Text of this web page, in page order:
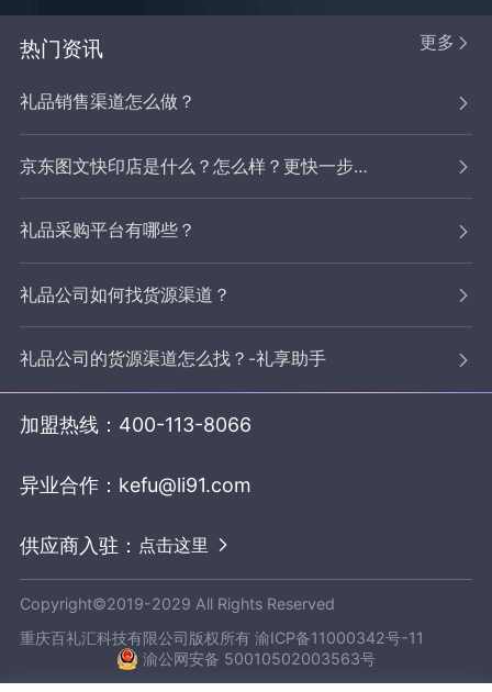
热门资讯 更多
礼品销售渠道怎么做？
京东图文快印店是什么？怎么样？更快一步拓宽业务，抢占市场
礼品采购平台有哪些？
礼品公司如何找货源渠道？
礼品公司的货源渠道怎么找？-礼享助手
加盟热线： 400-113-8066
异业合作： kefu@li91.com
供应商入驻： 点击这里
Copyright©2019-2029 All Rights Reserved
重庆百礼汇科技有限公司版权所有 渝ICP备11000342号-11
渝公网安备 50010502003563号